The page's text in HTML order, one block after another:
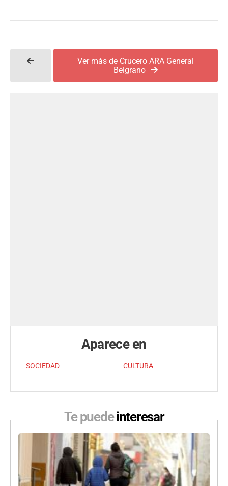
Ver más de Crucero ARA General
Belgrano
Aparece en
SOCIEDAD CULTURA
Te puedeinteresar